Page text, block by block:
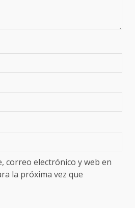
correo electrónico y web en
la próxima vez que